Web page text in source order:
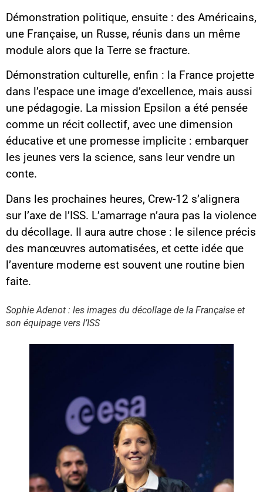
Démonstration politique, ensuite : des Américains,
une Française, un Russe, réunis dans un même
module alors que la Terre se fracture.
Démonstration culturelle, enfin : la France projette
dans l’espace une image d’excellence, mais aussi
une pédagogie. La mission Epsilon a été pensée
comme un récit collectif, avec une dimension
éducative et une promesse implicite : embarquer
les jeunes vers la science, sans leur vendre un
conte.
Dans les prochaines heures, Crew-12 s’alignera
sur l’axe de l’ISS. L’amarrage n’aura pas la violence
du décollage. Il aura autre chose : le silence précis
des manœuvres automatisées, et cette idée que
l’aventure moderne est souvent une routine bien
faite.
Contenu YouTube
acceptez d’être suivi par
Cette image est hébergée par
contenu / YouTube.
Sophie Adenot : les images du décollage de la Française et
son équipage vers l’ISS